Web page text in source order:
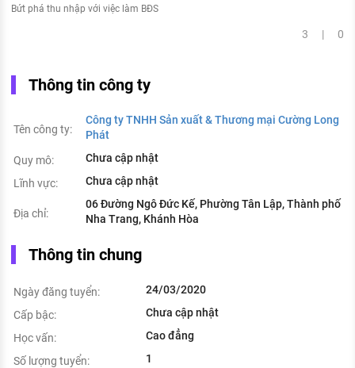
Bứt phá thu nhập với việc làm BĐS
3 | 0
Thông tin công ty
Tên công ty:
Công ty TNHH Sản xuất & Thương mại Cường Long
Phát
Quy mô:
Chưa cập nhật
Lĩnh vực:
Chưa cập nhật
Địa chỉ:
06 Đường Ngô Đức Kế, Phường Tân Lập, Thành phố
Nha Trang, Khánh Hòa
Thông tin chung
Ngày đăng tuyển:
24/03/2020
Cấp bậc:
Chưa cập nhật
Học vấn:
Cao đẳng
Số lượng tuyển:
1